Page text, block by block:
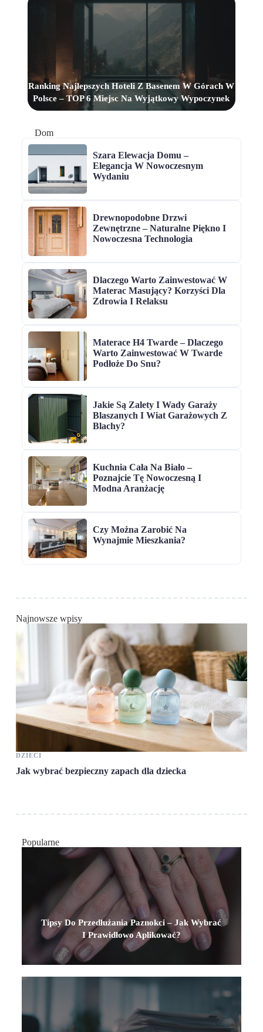
Ranking Najlepszych Hoteli Z Basenem W Górach W
Polsce – TOP 6 Miejsc Na Wyjątkowy Wypoczynek
Dom
Szara Elewacja Domu –
Elegancja W Nowoczesnym
Wydaniu
Drewnopodobne Drzwi
Zewnętrzne – Naturalne Piękno I
Nowoczesna Technologia
Dlaczego Warto Zainwestować W
Materac Masujący? Korzyści Dla
Zdrowia I Relaksu
Materace H4 Twarde – Dlaczego
Warto Zainwestować W Twarde
Podłoże Do Snu?
Jakie Są Zalety I Wady Garaży
Blaszanych I Wiat Garażowych Z
Blachy?
Kuchnia Cała Na Biało –
Poznajcie Tę Nowoczesną I
Modna Aranżację
Czy Można Zarobić Na
Wynajmie Mieszkania?
Najnowsze wpisy
DZIECI
Jak wybrać bezpieczny zapach dla dziecka
Popularne
Tipsy Do Przedłużania Paznokci – Jak Wybrać
I Prawidłowo Aplikować?